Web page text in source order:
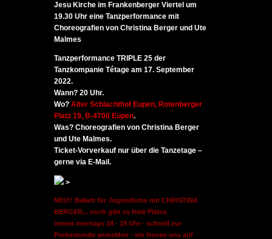
Jesu Kirche im Frankenberger Viertel um
19.30 Uhr eine Tanzperformance mit
Choreografien von Christina Berger und Ute
Malmes
Tanzperformance TRIPLE 25 der
Tanzkompanie Tétage am 17. September
2022.
Wann? 20 Uhr.
Wo? Alter Schlachthof Eupen, Rotenberger
Platz 19, B-4700 Eupen.
Was? Choreografien von Christina Berger
und Ute Malmes.
Ticket-Vorverkauf nur über die Tanzetage –
gerne via E-Mail.
>
NEU!! Ballett für Jugendliche mit CHRISTINA
BERGER... noch gibt es freie Plätze
immer montags 18 - 19 Uhr - schnell zur
Probestunde anmelden - wir freuen uns auf